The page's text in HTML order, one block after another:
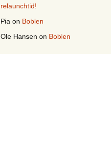
relaunchtid!
Pia on Boblen
Ole Hansen on Boblen